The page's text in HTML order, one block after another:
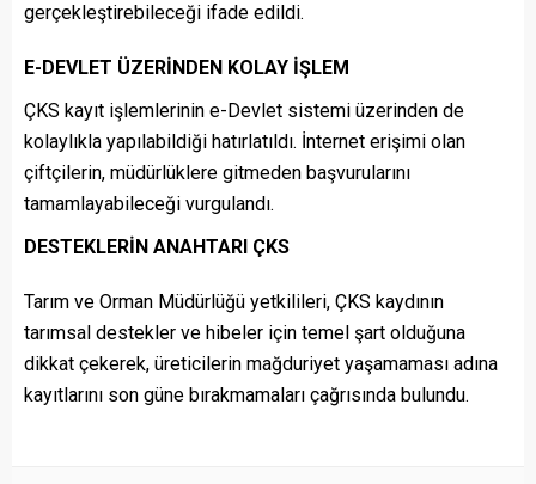
gerçekleştirebileceği ifade edildi.
E-DEVLET ÜZERİNDEN KOLAY İŞLEM
ÇKS kayıt işlemlerinin e-Devlet sistemi üzerinden de
kolaylıkla yapılabildiği hatırlatıldı. İnternet erişimi olan
çiftçilerin, müdürlüklere gitmeden başvurularını
tamamlayabileceği vurgulandı.
DESTEKLERİN ANAHTARI ÇKS
Tarım ve Orman Müdürlüğü yetkilileri, ÇKS kaydının
tarımsal destekler ve hibeler için temel şart olduğuna
dikkat çekerek, üreticilerin mağduriyet yaşamaması adına
kayıtlarını son güne bırakmamaları çağrısında bulundu.